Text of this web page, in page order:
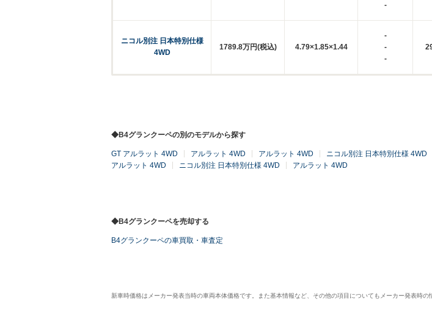
-
ニコル別注 日本特別仕様
4WD
1789.8万円(税込) 4.79×1.85×1.44
-
-
-
◆B4グランクーペの別のモデルから探す
GT アルラット 4WD アルラット 4WD アルラット 4WD ニコル別注 日本特別仕様 4WD
アルラット 4WD
ニコル別注 日本特別仕様 4WD アルラット 4WD
◆B4グランクーペを売却する
B4グランクーペの車買取・車査定
新車時価格はメーカー発表当時の車両本体価格です。また基本情報など、その他の項目についてもメーカー発表時の